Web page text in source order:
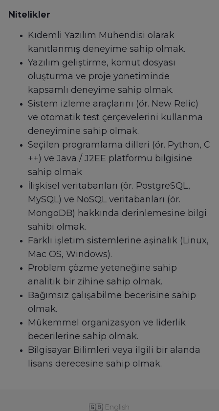
Nitelikler
Kıdemli Yazılım Mühendisi olarak
kanıtlanmış deneyime sahip olmak.
Yazılım geliştirme, komut dosyası
oluşturma ve proje yönetiminde
kapsamlı deneyime sahip olmak.
Sistem izleme araçlarını (ör. New Relic)
ve otomatik test çerçevelerini kullanma
deneyimine sahip olmak.
Seçilen programlama dilleri (ör. Python, C
++) ve Java / J2EE platformu bilgisine
sahip olmak
İlişkisel veritabanları (ör. PostgreSQL,
MySQL) ve NoSQL veritabanları (ör.
MongoDB) hakkında derinlemesine bilgi
sahibi olmak.
Farklı işletim sistemlerine aşinalık (Linux,
Mac OS, Windows).
Problem çözme yeteneğine sahip
analitik bir zihine sahip olmak.
Bağımsız çalışabilme becerisine sahip
olmak.
Mükemmel organizasyon ve liderlik
becerilerine sahip olmak.
Bilgisayar Bilimleri veya ilgili bir alanda
lisans derecesine sahip olmak.
🇬🇧 English